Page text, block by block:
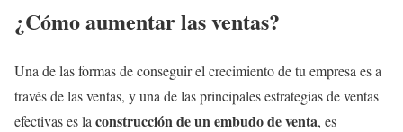
¿Cómo aumentar las ventas?
Una de las formas de conseguir el crecimiento de tu empresa es a
través de las ventas, y una de las principales estrategias de ventas
efectivas es la construcción de un embudo de venta, es